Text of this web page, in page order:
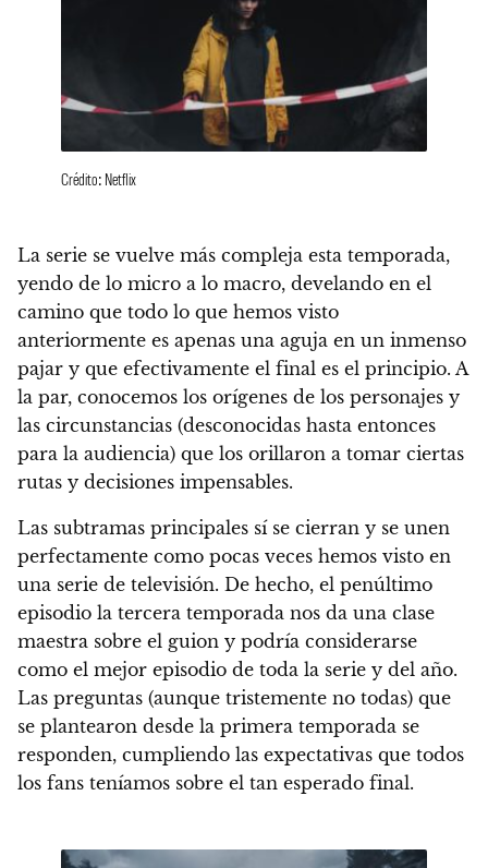
Crédito: Netflix
La serie se vuelve más compleja esta temporada,
yendo de lo micro a lo macro, develando en el
camino que todo lo que hemos visto
anteriormente es apenas una aguja en un inmenso
pajar y que efectivamente el final es el principio. A
la par, conocemos los orígenes de los personajes y
las circunstancias (desconocidas hasta entonces
para la audiencia) que los orillaron a tomar ciertas
rutas y decisiones impensables.
Las subtramas principales sí se cierran y se unen
perfectamente como pocas veces hemos visto en
una serie de televisión. De hecho, el penúltimo
episodio la tercera temporada nos da una clase
maestra sobre el guion y podría considerarse
como el mejor episodio de toda la serie y del año.
Las preguntas (aunque tristemente no todas) que
se plantearon desde la primera temporada se
responden, cumpliendo las expectativas que todos
los fans teníamos sobre el tan esperado final.